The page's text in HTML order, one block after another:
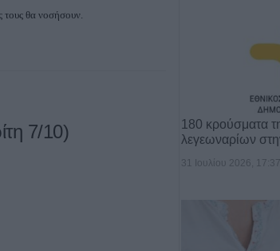
τους θα νοσήσουν.
7/10)
180 κρούσματα
λεγεωναρίων
31 Ιουλίου 2026, 17:37